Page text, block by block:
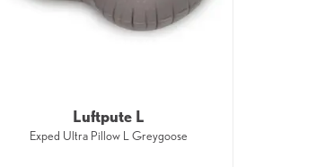
Luftpute L
Exped Ultra Pillow L Greygoose